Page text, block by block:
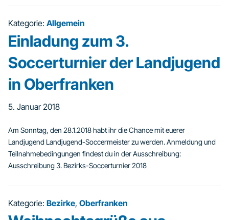
Kategorie: Allgemein
Einladung zum 3.
Soccerturnier der Landjugend
in Oberfranken
5. Januar 2018
Am Sonntag, den 28.1.2018 habt ihr die Chance mit euerer
Landjugend Landjugend-Soccermeister zu werden. Anmeldung und
Teilnahmebedingungen findest du in der Ausschreibung:
Ausschreibung 3. Bezirks-Soccerturnier 2018
Kategorie: Bezirke, Oberfranken